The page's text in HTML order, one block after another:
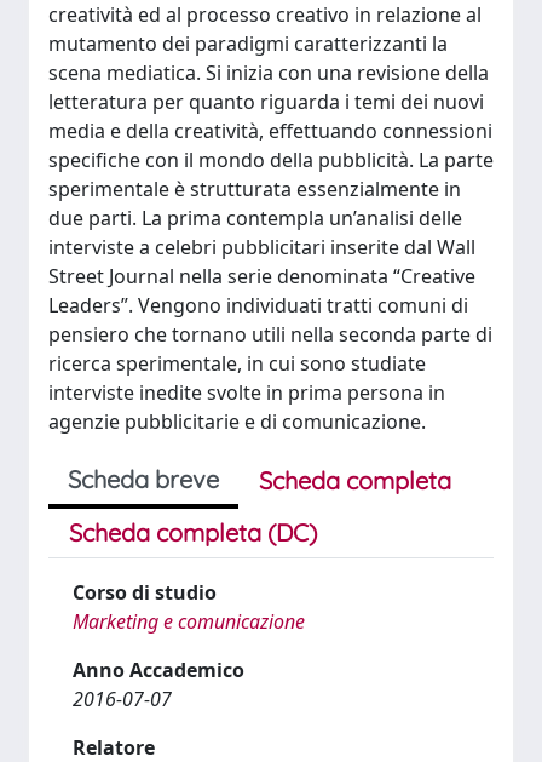
creatività ed al processo creativo in relazione al
mutamento dei paradigmi caratterizzanti la
scena mediatica. Si inizia con una revisione della
letteratura per quanto riguarda i temi dei nuovi
media e della creatività, effettuando connessioni
specifiche con il mondo della pubblicità. La parte
sperimentale è strutturata essenzialmente in
due parti. La prima contempla un’analisi delle
interviste a celebri pubblicitari inserite dal Wall
Street Journal nella serie denominata “Creative
Leaders”. Vengono individuati tratti comuni di
pensiero che tornano utili nella seconda parte di
ricerca sperimentale, in cui sono studiate
interviste inedite svolte in prima persona in
agenzie pubblicitarie e di comunicazione.
Scheda breve
Scheda completa
Scheda completa (DC)
Corso di studio
Marketing e comunicazione
Anno Accademico
2016-07-07
Relatore